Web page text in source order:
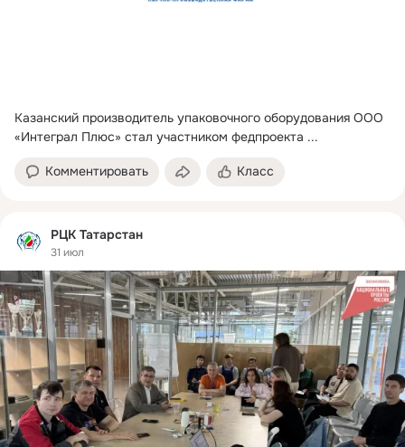
Казанский производитель упаковочного оборудования ООО
«Интеграл Плюс» стал участником федпроекта ...
Комментировать Класс
РЦК Татарстан
31 июл